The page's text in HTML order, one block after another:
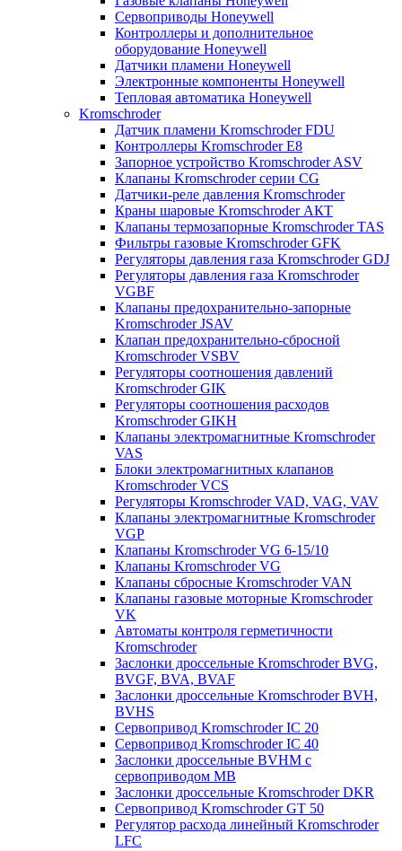
Сервоприводы Honeywell
Контроллеры и дополнительное
оборудование Honeywell
Датчики пламени Honeywell
Электронные компоненты Honeywell
Тепловая автоматика Honeywell
Kromschroder
Датчик пламени Kromschroder FDU
Контроллеры Kromschroder E8
Запорное устройство Kromschroder ASV
Клапаны Kromschroder серии CG
Датчики-реле давления Kromschroder
Краны шаровые Kromschroder АКТ
Клапаны термозапорные Kromschroder TAS
Фильтры газовые Kromschroder GFK
Регуляторы давления газа Kromschroder GDJ
Регуляторы давления газа Kromschroder
VGBF
Клапаны предохранительно-запорные
Kromschroder JSAV
Клапан предохранительно-сбросной
Kromschroder VSBV
Регуляторы соотношения давлений
Kromschroder GIK
Регуляторы соотношения расходов
Kromschroder GIKH
Клапаны электромагнитные Kromschroder
VAS
Блоки электромагнитных клапанов
Kromschroder VCS
Регуляторы Kromschroder VAD, VAG, VAV
Клапаны электромагнитные Kromschroder
VGP
Клапаны Kromschroder VG 6-15/10
Клапаны Kromschroder VG
Клапаны сбросные Kromschroder VAN
Клапаны газовые моторные Kromschroder
VK
Автоматы контроля герметичности
Kromschroder
Заслонки дроссельные Kromschroder BVG,
BVGF, BVA, BVAF
Заслонки дроссельные Kromschroder BVH,
BVHS
Сервопривод Kromschroder IC 20
Сервопривод Kromschroder IC 40
Заслонки дроссельные BVHM с
сервоприводом МВ
Заслонки дроссельные Kromschroder DKR
Cервопривод Kromschroder GT 50
Регулятор расхода линейный Kromschroder
LFC